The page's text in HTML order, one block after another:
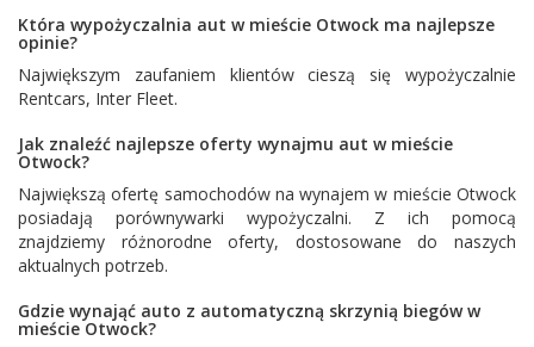
Która wypożyczalnia aut w mieście Otwock ma najlepsze
opinie?
Największym zaufaniem klientów cieszą się wypożyczalnie
Rentcars, Inter Fleet.
Jak znaleźć najlepsze oferty wynajmu aut w mieście
Otwock?
Największą ofertę samochodów na wynajem w mieście Otwock
posiadają porównywarki wypożyczalni. Z ich pomocą
znajdziemy różnorodne oferty, dostosowane do naszych
aktualnych potrzeb.
Gdzie wynająć auto z automatyczną skrzynią biegów w
mieście Otwock?